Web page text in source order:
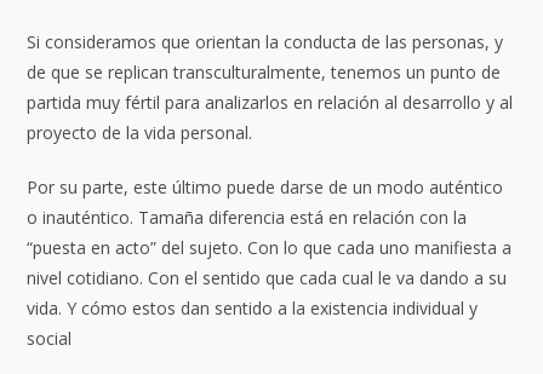
Si consideramos que orientan la conducta de las personas, y
de que se replican transculturalmente, tenemos un punto de
partida muy fértil para analizarlos en relación al desarrollo y al
proyecto de la vida personal.
Por su parte, este último puede darse de un modo auténtico
o inauténtico. Tamaña diferencia está en relación con la
“puesta en acto” del sujeto. Con lo que cada uno manifiesta a
nivel cotidiano. Con el sentido que cada cual le va dando a su
vida. Y cómo estos dan sentido a la existencia individual y
social